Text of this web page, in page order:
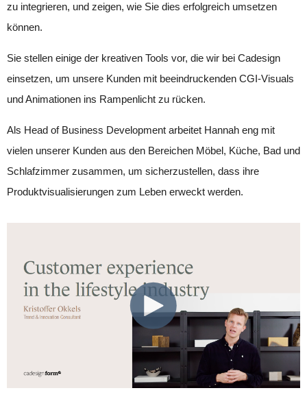
zu integrieren, und zeigen, wie Sie dies erfolgreich umsetzen
können.
Sie stellen einige der kreativen Tools vor, die wir bei Cadesign
einsetzen, um unsere Kunden mit beeindruckenden CGI-Visuals
und Animationen ins Rampenlicht zu rücken.
Als Head of Business Development arbeitet Hannah eng mit
vielen unserer Kunden aus den Bereichen Möbel, Küche, Bad und
Schlafzimmer zusammen, um sicherzustellen, dass ihre
Produktvisualisierungen zum Leben erweckt werden.